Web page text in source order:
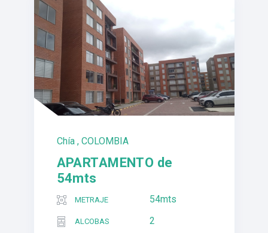
Chía , COLOMBIA
APARTAMENTO de
54mts
METRAJE 54mts
ALCOBAS 2